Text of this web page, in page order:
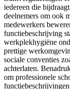
iedereen die
deelnemers om ook
medewerkers
functiebeschrijving
werkplekhygiëne
prettige
sociale conventies
achterlaten.
om professionele